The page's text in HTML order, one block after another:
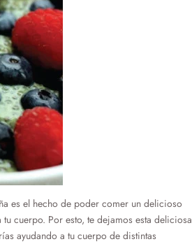
es el hecho de poder comer un delicioso
cuerpo. Por esto, te dejamos esta deliciosa
ayudando a tu cuerpo de distintas